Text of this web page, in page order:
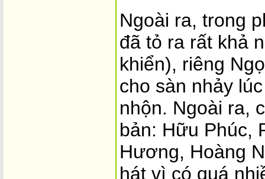
Ngoài ra, trong
đã tỏ ra rất khả
khiển), riêng
cho sàn nhảy
nhộn. Ngoài ra,
bản: Hữu Phúc,
Hương, Hoàng
hát vì có quá